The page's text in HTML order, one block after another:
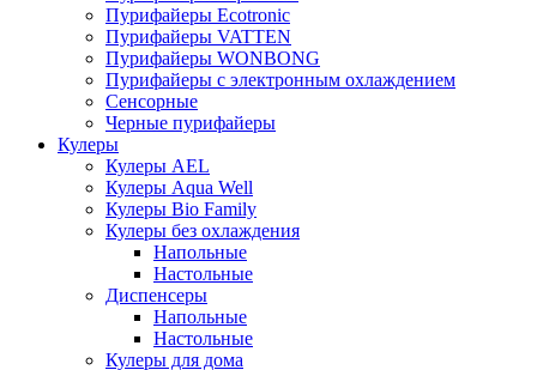
Пурифайеры Ecotronic
Пурифайеры VATTEN
Пурифайеры WONBONG
Пурифайеры с электронным охлаждением
Сенсорные
Черные пурифайеры
Кулеры
Кулеры AEL
Кулеры Aqua Well
Кулеры Bio Family
Кулеры без охлаждения
Напольные
Настольные
Диспенсеры
Напольные
Настольные
Кулеры для дома